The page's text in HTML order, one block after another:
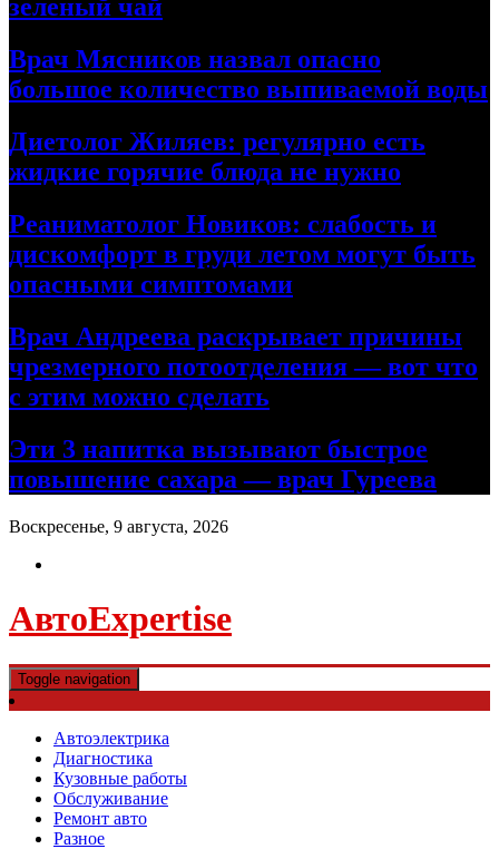
зеленый чай
Врач Мясников назвал опасно
большое количество выпиваемой воды
Диетолог Жиляев: регулярно есть
жидкие горячие блюда не нужно
Реаниматолог Новиков: слабость и
дискомфорт в груди летом могут быть
опасными симптомами
Врач Андреева раскрывает причины
чрезмерного потоотделения — вот что
с этим можно сделать
Эти 3 напитка вызывают быстрое
повышение сахара — врач Гуреева
Воскресенье, 9 августа, 2026
АвтоExpertise
Toggle navigation
Автоэлектрика
Диагностика
Кузовные работы
Обслуживание
Ремонт авто
Разное